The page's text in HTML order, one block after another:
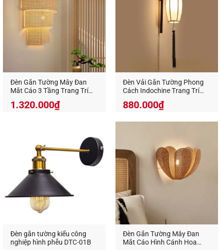
Đèn Gắn Tường Mây Đan
Mắt Cáo 3 Tầng Trang Trí
1.320.000₫
Đèn Vải Gắn Tường Phong
Cách Indochine Trang Trí
880.000₫
Đèn gắn tường kiểu công
nghiệp hình phễu DTC-01B
Đèn Gắn Tường Mây Đan
Mắt Cáo Hình Cánh Hoa